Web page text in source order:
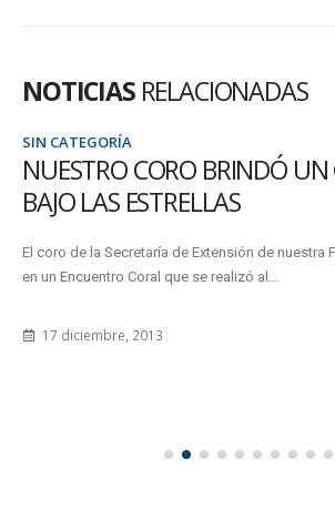
NOTICIAS RELACIONADAS
SIN CATEGORÍA
NUESTRO CORO BRINDÓ UN
BAJO LAS ESTRELLAS
El coro de la Secretaría de Extensión de nuestra
en un Encuentro Coral que se realizó al...
17 diciembre, 2013